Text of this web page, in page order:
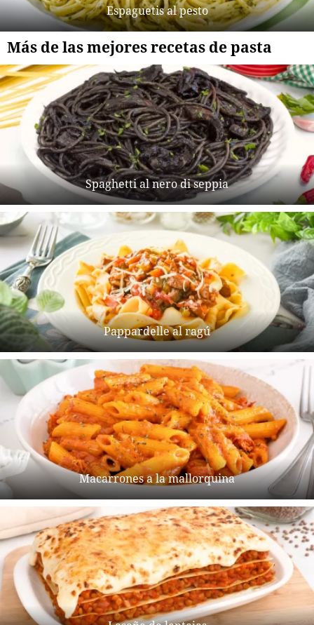
Espaguetis al pesto
Más de las mejores recetas de pasta
Spaghetti al nero di seppia
Pappardelle al ragú
Macarrones a la mallorquina